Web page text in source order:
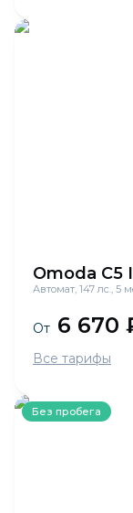
Omoda C5
Автомат, 147 лс., 5
От 6 670
Все тарифы
Без пробега